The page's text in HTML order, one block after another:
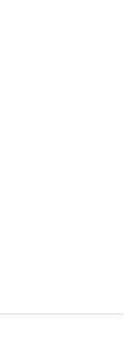
하여 데이터가 올
의 시트를 선택하
까?